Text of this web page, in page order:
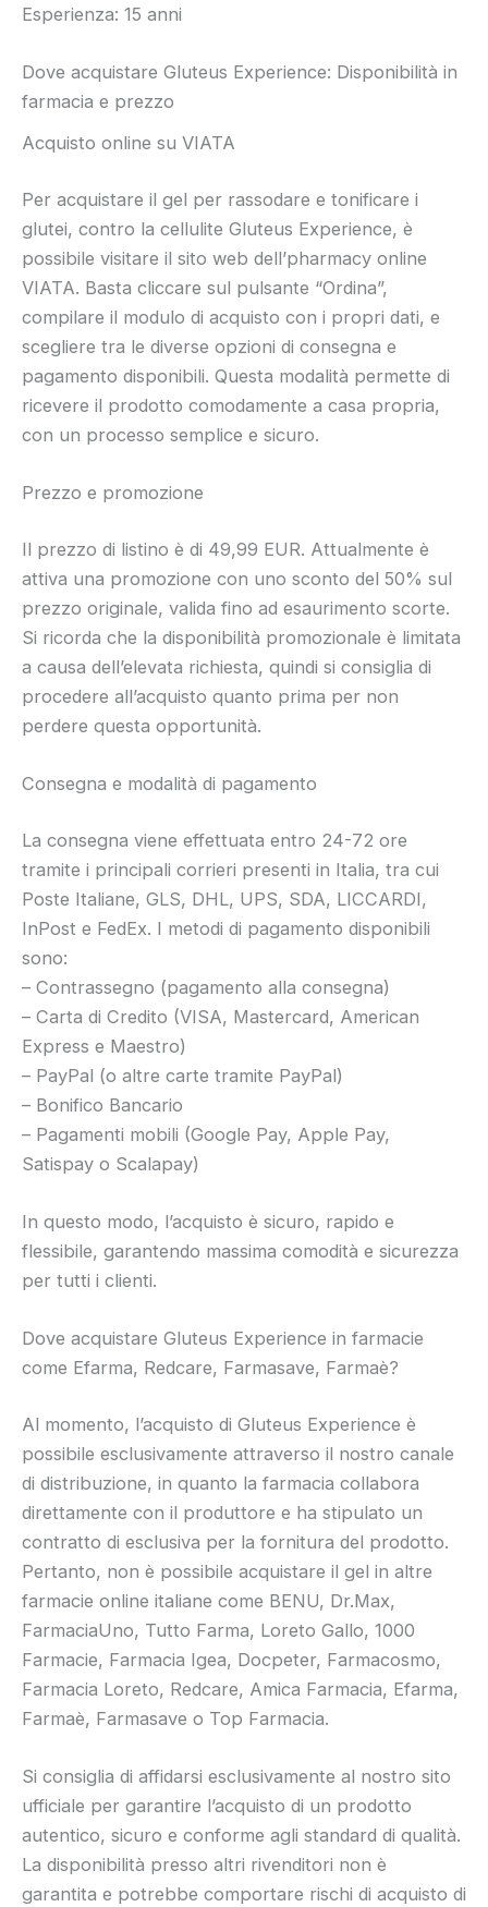
Esperienza: 15 anni
Dove acquistare Gluteus Experience: Disponibilità in
farmacia e prezzo
Acquisto online su VIATA
Per acquistare il gel per rassodare e tonificare i
glutei, contro la cellulite Gluteus Experience, è
possibile visitare il sito web dell’pharmacy online
VIATA. Basta cliccare sul pulsante “Ordina”,
compilare il modulo di acquisto con i propri dati, e
scegliere tra le diverse opzioni di consegna e
pagamento disponibili. Questa modalità permette di
ricevere il prodotto comodamente a casa propria,
con un processo semplice e sicuro.
Prezzo e promozione
Il prezzo di listino è di 49,99 EUR. Attualmente è
attiva una promozione con uno sconto del 50% sul
prezzo originale, valida fino ad esaurimento scorte.
Si ricorda che la disponibilità promozionale è limitata
a causa dell’elevata richiesta, quindi si consiglia di
procedere all’acquisto quanto prima per non
perdere questa opportunità.
Consegna e modalità di pagamento
La consegna viene effettuata entro 24-72 ore
tramite i principali corrieri presenti in Italia, tra cui
Poste Italiane, GLS, DHL, UPS, SDA, LICCARDI,
InPost e FedEx. I metodi di pagamento disponibili
sono:
– Contrassegno (pagamento alla consegna)
– Carta di Credito (VISA, Mastercard, American
Express e Maestro)
– PayPal (o altre carte tramite PayPal)
– Bonifico Bancario
– Pagamenti mobili (Google Pay, Apple Pay,
Satispay o Scalapay)
In questo modo, l’acquisto è sicuro, rapido e
flessibile, garantendo massima comodità e sicurezza
per tutti i clienti.
Dove acquistare Gluteus Experience in farmacie
come Efarma, Redcare, Farmasave, Farmaè?
Al momento, l’acquisto di Gluteus Experience è
possibile esclusivamente attraverso il nostro canale
di distribuzione, in quanto la farmacia collabora
direttamente con il produttore e ha stipulato un
contratto di esclusiva per la fornitura del prodotto.
Pertanto, non è possibile acquistare il gel in altre
farmacie online italiane come BENU, Dr.Max,
FarmaciaUno, Tutto Farma, Loreto Gallo, 1000
Farmacie, Farmacia Igea, Docpeter, Farmacosmo,
Farmacia Loreto, Redcare, Amica Farmacia, Efarma,
Farmaè, Farmasave o Top Farmacia.
Si consiglia di affidarsi esclusivamente al nostro sito
ufficiale per garantire l’acquisto di un prodotto
autentico, sicuro e conforme agli standard di qualità.
La disponibilità presso altri rivenditori non è
garantita e potrebbe comportare rischi di acquisto di